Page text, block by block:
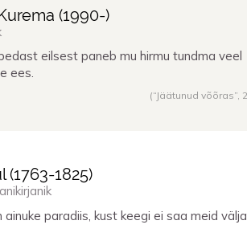
(1990-)
eilsest paneb mu hirmu tundma veel
ees.
(“Jäätunud võõras”,
(1763-1825)
ainuke paradiis, kust keegi ei saa meid välja